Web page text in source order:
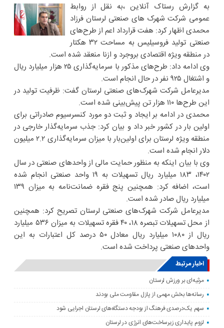
به گزارش رستاک آنلاین ،به نقل از روابط
عمومی شرکت شهرک های صنعتی لرستان فرزاد
محمدی اظهار کرد: هفت قرارداد اعم از طرح‌های
صنعتی تولید فروسیلیس به مساحت ۳۲ هکتار
در منطقه ویژه اقتصادی بروجرد و ازنا منعقد شده است.
وی ادامه داد: طرح‌های مذکور با سرمایه‌گذاری ۲۵ هزار میلیارد ریال
و اشتغال ۹۲۵ نفر در حال انجام است.
مدیرعامل شرکت شهرک‌های صنعتی لرستان گفت: ظرفیت تولید در
این طرح‌ها ۱۱۰ هزار تن پیش‌بینی شده است.
محمدی در ادامه بر ایجاد و ثبت دو مورد کنسرسیوم صادراتی برای
اولین بار در کشور خبر داد و بیان کرد: جذب سرمایه‌گذار خارجی در
منطقه ویژه لرستان برای اولین‌بار با میزان سرمایه‌گذاری ۲.۲ میلیون
دلار انجام شده است.
وی با بیان اینکه به منظور حمایت مالی از واحدهای صنعتی در سال
۱۴۰۲، ۱۸۳ میلیارد ریال تسهیلات به ۱۹ واحد صنعتی انجام شده
است، اضافه کرد: همچنین پنج فقره ضمانت‌نامه به میزان ۱۳۹
میلیارد ریال صادر شده است.
مدیرعامل شرکت شهرک‌های صنعتی لرستان تصریح کرد: همچنین
از محل تسهیلات تبصره ۱۸، ۴۰ فقره تسهیلات به میزان ۵۳۶ میلیارد
ریال از ۱۰۸۰ میلیارد ریال معادل ۵۰ درصد کل اعتبارات به این
واحدهای صنعتی پرداخت شده است.
اخبار مرتبط
مرثیه‌ای بر ورزش لرستان
رسانه‌ها بخش مهمی از پازل مقاومت ملی بودند
سهم یک‌درصدی فرهنگ از بودجه دستگاه‌های لرستان اجرایی شود
لزوم پایداری زیرساخت‌های انرژی در لرستان